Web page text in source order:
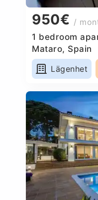
950€ /
1 bedroom
Mataro, Spain
Lägenhet